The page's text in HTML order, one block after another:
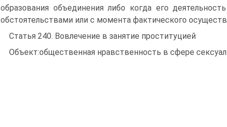
образования объединения либо когда его
обстоятельствами или с момента фактического
Статья 240. Вовлечение в занятие проституцией
Объект:общественная нравственность в сфере